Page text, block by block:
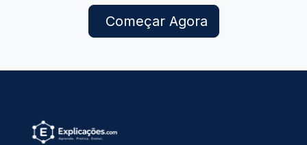
Começar Agora